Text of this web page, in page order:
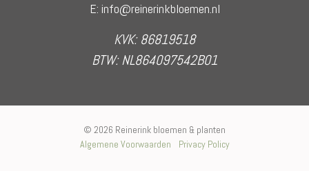
E: info@reinerinkbloemen.nl
KVK: 86819518
BTW: NL864097542B01
© 2026 Reinerink bloemen & planten
Algemene Voorwaarden
Privacy Policy